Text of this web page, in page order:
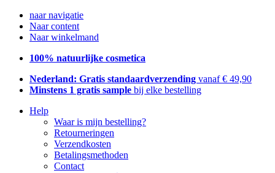
naar navigatie
Naar content
Naar winkelmand
100% natuurlijke cosmetica
Nederland: Gratis standaardverzending vanaf € 49,90
Minstens 1 gratis sample bij elke bestelling
Help
Waar is mijn bestelling?
Retourneringen
Verzendkosten
Betalingsmethoden
Contact